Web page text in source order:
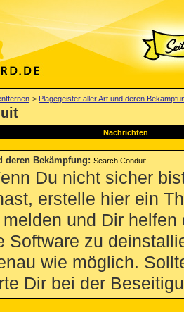
> Plagegeister aller Art und deren
Nachrichten
deren Bekämpfung: Search Conduit
Du nicht sicher
erstelle hier ein
und Dir
Software zu
wie möglich.
Dir bei der